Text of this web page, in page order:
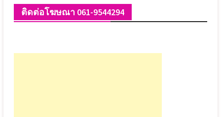
ติดต่อโฆษณา 061-9544294